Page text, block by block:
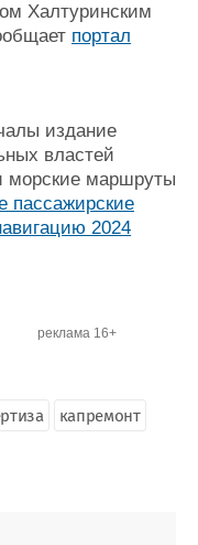
Халтуринским
портал
издание
властей
морские маршруты
пассажирские
2024
реклама 16+
капремонт